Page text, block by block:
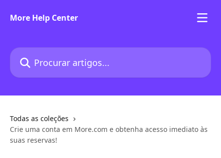
More Help Center
Procurar artigos...
Todas as coleções
Crie uma conta em More.com e obtenha acesso imediato às
suas reservas!